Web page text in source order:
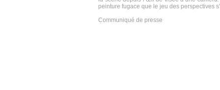
peinture fugace que le jeu des perspectives
Communiqué de presse